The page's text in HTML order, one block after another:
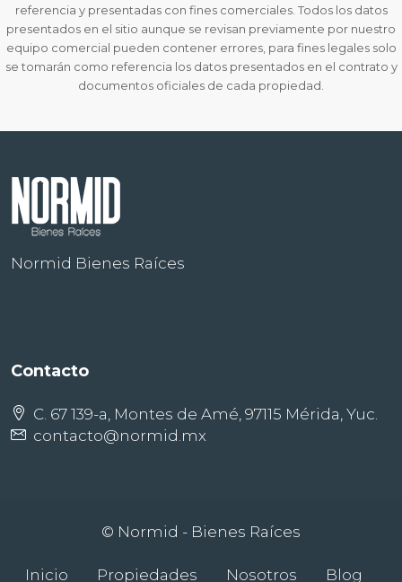
referencia y presentadas con fines comerciales. Todos los datos
presentados en el sitio aunque se revisan previamente por nuestro
equipo comercial pueden contener errores, para fines legales solo
se tomarán como referencia los datos presentados en el contrato y
documentos oficiales de cada propiedad.
Normid Bienes Raíces
Contacto
C. 67 139-a, Montes de Amé, 97115 Mérida, Yuc.
contacto@normid.mx
© Normid - Bienes Raíces
Inicio Propiedades Nosotros Blog